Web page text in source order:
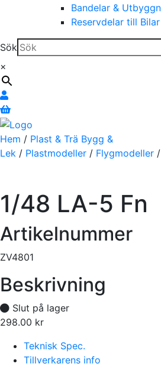
Bandelar &
Reservdelar till
Sök
×
Hem / Plast & Trä Bygg &
Lek / Plastmodeller / Flygmodeller
1/48 LA-5 Fn
Artikelnummer
ZV4801
Beskrivning
Slut på lager
298.00 kr
Teknisk Spec.
Tillverkarens info